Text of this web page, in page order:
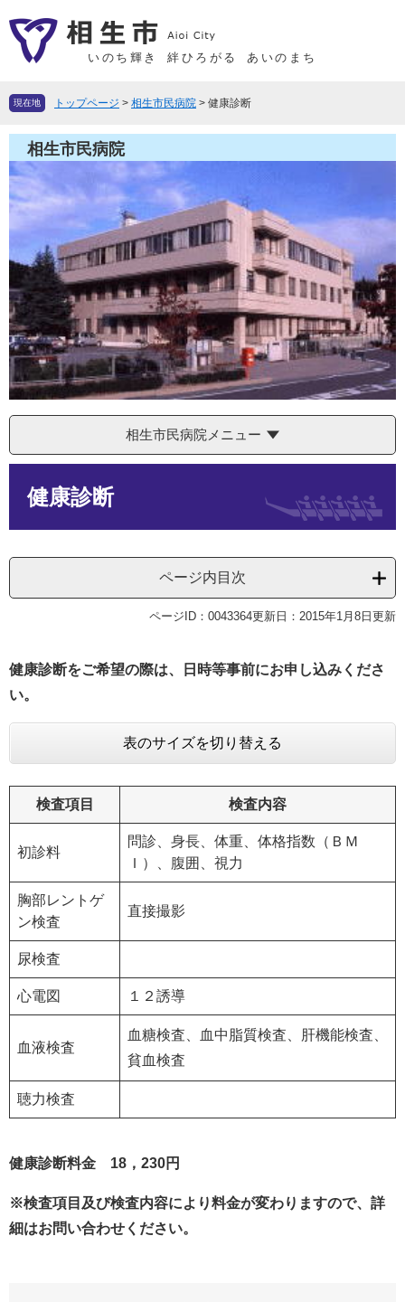
ー
先
す
。
ニ
を
し
て
本
文
へ
いのち輝き 絆ひろがる あいのまち
現在地 トップページ > 相生市民病院 > 健康診断
相生市民病院
相生市民病院メニュー
健康診断
ページ内目次
ページID：0043364更新日：2015年1月8日更新
健康診断をご希望の際は、日時等事前にお申し込みくださ
い。
表のサイズを切り替える
検査項目 検査内容
初診料
問診、身長、体重、体格指数（ＢＭ
Ｉ）、腹囲、視力
胸部レントゲ
ン検査
直接撮影
尿検査
心電図 １２誘導
血液検査
血糖検査、血中脂質検査、肝機能検査、
貧血検査
聴力検査
健康診断料金 18，230円
※検査項目及び検査内容により料金が変わりますので、 詳
細はお問い合わせください。